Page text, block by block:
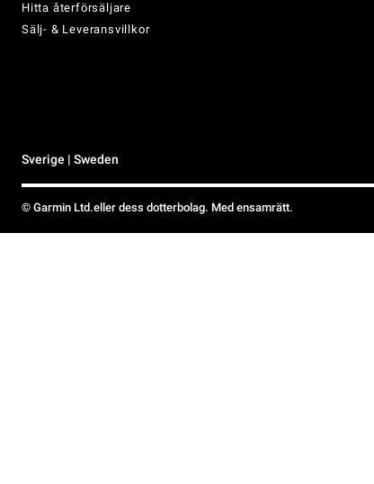
Hitta återförsäljare
Sälj- & Leveransvillkor
Sverige | Sweden
© Garmin Ltd.eller dess dotterbolag. Med ensamrätt.